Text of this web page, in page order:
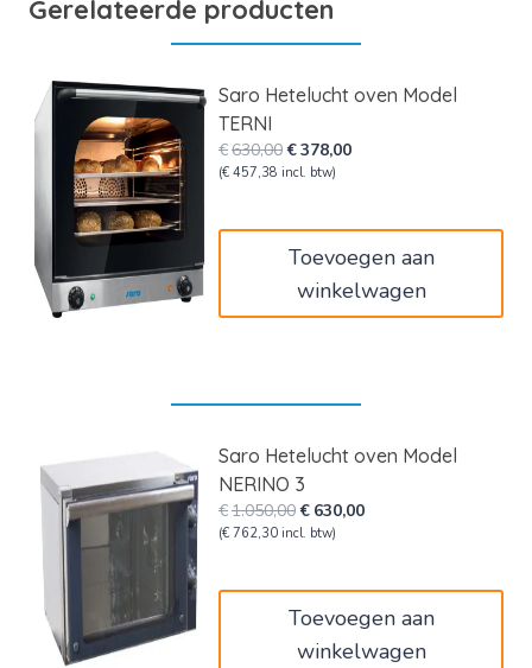
Gerelateerde producten
Saro Hetelucht oven Model
TERNI
€630,00Oorspronkelijke
prijs
€630,00.
€378,00Huidige
€378,00.
(€ 457,38 incl. btw)
Toevoegen aan
winkelwagen
Saro Hetelucht oven Model
NERINO 3
€1.050,00Oorspronkelijke
prijs
€1.050,00.
€ 630,00Huidige
€630,00.
(€ 762,30 incl. btw)
Toevoegen aan
winkelwagen